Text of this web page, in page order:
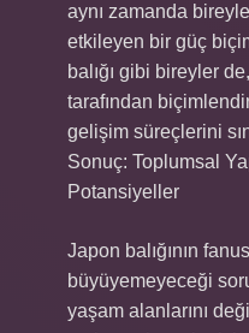
aynı zamanda
etkileyen bir güç
balığı gibi bireyler
tarafından
gelişim süreçlerini
Sonuç: Toplumsal
Potansiyeller
Japon balığının
büyüyemeyeceği
yaşam alanlarını